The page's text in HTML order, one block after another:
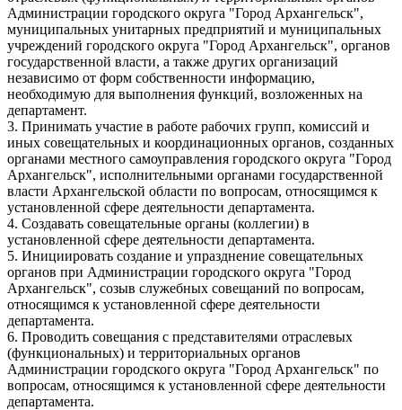
Администрации городского округа "Город Архангельск",
муниципальных унитарных предприятий и муниципальных
учреждений городского округа "Город Архангельск", органов
государственной власти, а также других организаций
независимо от форм собственности информацию,
необходимую для выполнения функций, возложенных на
департамент.
3. Принимать участие в работе рабочих групп, комиссий и
иных совещательных и координационных органов, созданных
органами местного самоуправления городского округа "Город
Архангельск", исполнительными органами государственной
власти Архангельской области по вопросам, относящимся к
установленной сфере деятельности департамента.
4. Создавать совещательные органы (коллегии) в
установленной сфере деятельности департамента.
5. Инициировать создание и упразднение совещательных
органов при Администрации городского округа "Город
Архангельск", созыв служебных совещаний по вопросам,
относящимся к установленной сфере деятельности
департамента.
6. Проводить совещания с представителями отраслевых
(функциональных) и территориальных органов
Администрации городского округа "Город Архангельск" по
вопросам, относящимся к установленной сфере деятельности
департамента.